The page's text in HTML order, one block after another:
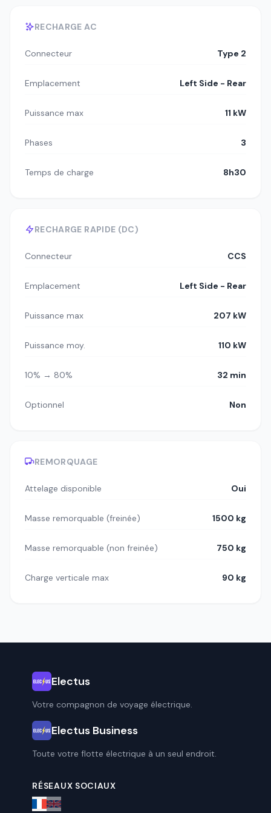
RECHARGE AC
Connecteur Type 2
Emplacement Left Side - Rear
Puissance max 11 kW
Phases 3
Temps de charge 8h30
RECHARGE RAPIDE (DC)
Connecteur CCS
Emplacement Left Side - Rear
Puissance max 207 kW
Puissance moy. 110 kW
10% → 80% 32 min
Optionnel Non
REMORQUAGE
Attelage disponible Oui
Masse remorquable (freinée) 1500 kg
Masse remorquable (non freinée) 750 kg
Charge verticale max 90 kg
Electus
Votre compagnon de voyage électrique.
Electus Business
Toute votre flotte électrique à un seul endroit.
RÉSEAUX SOCIAUX